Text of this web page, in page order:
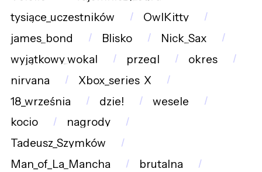
tysiące_uczestników
OwlKitty
james_bond
Blisko
Nick_Sax
wyjątkowy_wokal
przegl
okres
nirvana
Xbox_series_X
18_września
dzie!
wesele
kocio
nagrody
Tadeusz_Szymków
Man_of_La_Mancha
brutalna